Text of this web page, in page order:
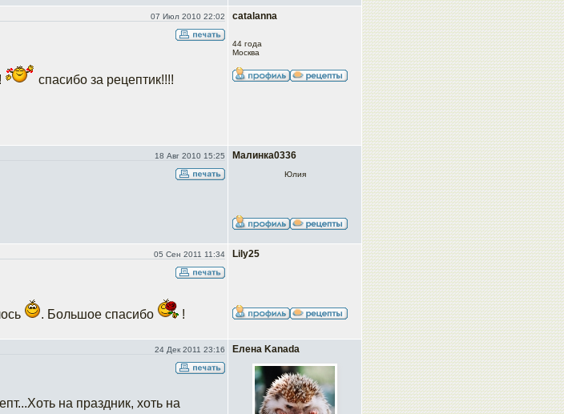
07 Июл 2010 22:02 catalanna
44 года
Москва
спасибо за рецептик!!!!
18 Авг 2010 15:25 Малинка0336
Юлия
05 Сен 2011 11:34 Lily25
. Большое спасибо !
24 Дек 2011 23:16 Елена Kanada
на праздник, хоть на